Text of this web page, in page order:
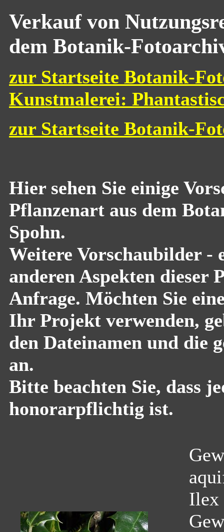
Verkauf von
dem Botanik-
zur Startseite Botanik-
Kunstmalerei:
zur Startseite Botanik-
Hier sehen Sie einige
Pflanzenart aus dem
Spohn.
Weitere Vorschaubilder -
anderen Aspekten dieser
Anfrage. Möchten Sie
Ihr Projekt verwenden,
den Dateinamen und die
an.
Bitte beachten Sie, dass
honorarpflichtig ist.
Ilex